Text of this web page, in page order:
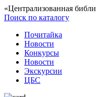
«Централизованная
Поиск по каталогу
Почитайка
Новости
Конкурсы
Новости
Экскурсии
ЦБС